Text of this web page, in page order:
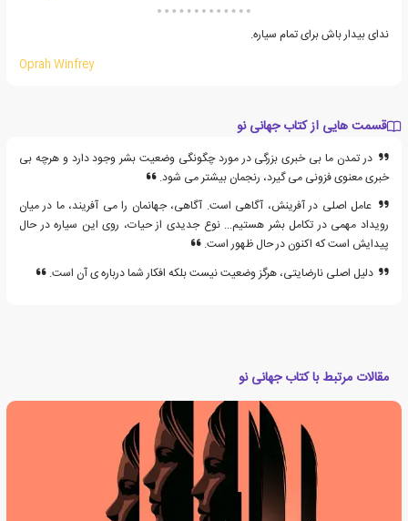
ندای بیدار باش برای تمام سیاره.
Oprah Winfrey
قسمت هایی از کتاب جهانی نو
در تمدن ما بی خبری بزرگی در مورد چگونگی وضعیت بشر وجود دارد و هرچه بی
خبری معنوی فزونی می گیرد، رنجمان بیشتر می شود.
عامل اصلی در آفرینش، آگاهی است. آگاهی، جهانمان را می آفریند، ما در میان
رویداد مهمی در تکامل بشر هستیم... نوع جدیدی از حیات، روی این سیاره در حال
پیدایش است که اکنون در حال ظهور است.
دلیل اصلی نارضایتی، هرگز وضعیت نیست بلکه افکار شما درباره ی آن است.
مقالات مرتبط با کتاب جهانی نو